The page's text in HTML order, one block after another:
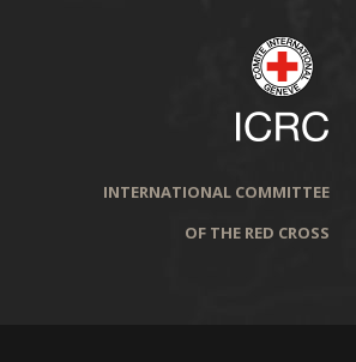
INTERNATIONAL COMMITTEE
OF THE RED CROSS